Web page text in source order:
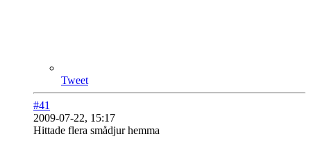
Tweet
#41
2009-07-22, 15:17
Hittade flera smådjur hemma